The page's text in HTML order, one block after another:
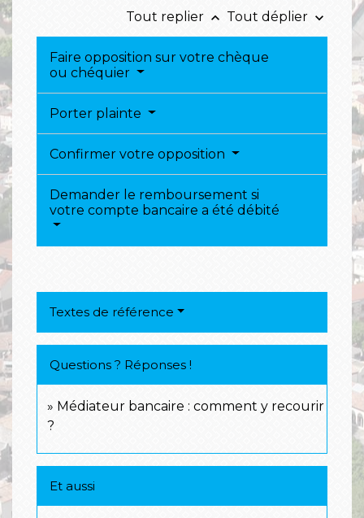
Tout replier keyboard_arrow_up Tout déplier keyboard_arrow_down
Faire opposition sur votre chèque
ou chéquier
Porter plainte
Confirmer votre opposition
Demander le remboursement si
votre compte bancaire a été débité
Textes de référence
Questions ? Réponses !
Médiateur bancaire : comment y recourir
?
Et aussi